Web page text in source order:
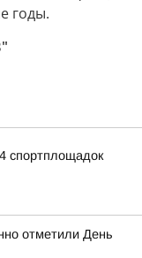
годы.
спортплощадок
отметили День